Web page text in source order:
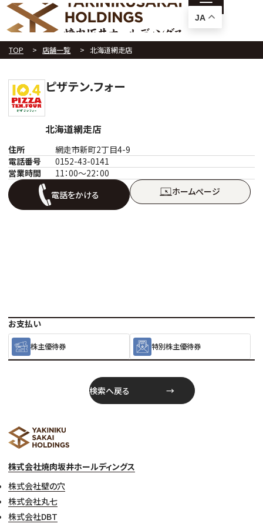
TOP 店舗一覧 北海道網走店
ピザテン.フォー
北海道網走店
住所
網走市新町2丁目4-9
電話番号
0152-43-0141
営業時間
11：00～22：00
電話をかける
ホームぺージ
お支払い
株主優待券 特別株主優待券
検索へ戻る
株式会社焼肉坂井ホールディングス
株式会社壁の穴
株式会社丸七
株式会社DBT
JA